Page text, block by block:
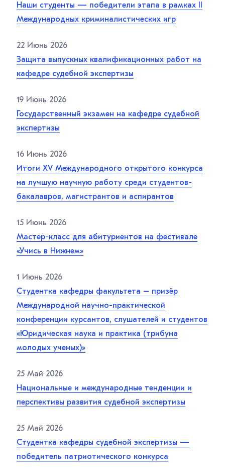
Наши студенты — победители этапа в рамках II
Международных криминалистических игр
22 Июнь 2026
Защита выпускных квалификационных работ на
кафедре судебной экспертизы
19 Июнь 2026
Государственный экзамен на кафедре судебной
экспертизы
16 Июнь 2026
Итоги XV Международного открытого конкурса
на лучшую научную работу среди студентов-
бакалавров, магистрантов и аспирантов
15 Июнь 2026
Мастер-класс для абитуриентов на фестивале
«Учись в Нижнем»
1 Июнь 2026
Студентка кафедры факультета – призёр
Международной научно-практической
конференции курсантов, слушателей и студентов
«Юридическая наука и практика (трибуна
молодых ученых)»
25 Май 2026
Национальные и международные тенденции и
перспективы развития судебной экспертизы
25 Май 2026
Студентка кафедры судебной экспертизы —
победитель патриотического конкурса